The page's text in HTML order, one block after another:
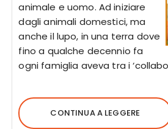
animale e uomo. Ad iniziare
dagli animali domestici, ma
anche il lupo, in una terra dove
fino a qualche decennio fa
ogni famiglia aveva tra i
CONTINUA A LEGGERE